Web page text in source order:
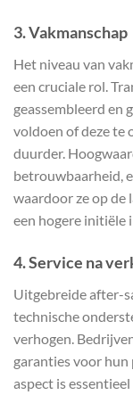
3.Vakmanschap
Het niveau van
een cruciale rol.
geassembleerd en
voldoen of deze te
duurder.
betrouwbaarheid,
waardoor ze op de
een hogere initiële
4.Service na
Uitgebreide after-
technische
verhogen.
garanties voor hun
aspect is